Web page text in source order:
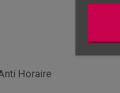
Horaire